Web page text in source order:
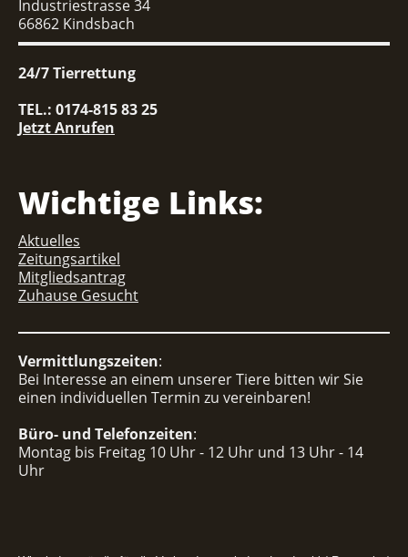
Industriestrasse 34
66862 Kindsbach
24/7 Tierrettung
TEL.: 0174-815 83 25
Jetzt Anrufen
Wichtige Links:
Aktuelles
Zeitungsartikel
Mitgliedsantrag
Zuhause Gesucht
Vermittlungszeiten:
Bei Interesse an einem unserer Tiere bitten wir Sie
einen individuellen Termin zu vereinbaren!
Büro- und Telefonzeiten:
Montag bis Freitag 10 Uhr - 12 Uhr und 13 Uhr - 14
Uhr